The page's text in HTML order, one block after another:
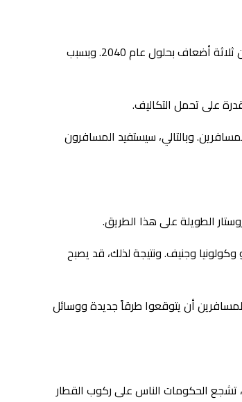
بشكل عام، يزداد الطلب على السكك الحديدية عبر الحدود بسرعة. في الواقع، يتوقع الخبراء أن تتضاعف أعداد الركاب على طريق نفق لندن-قناة لندن ثلاثة أضعاف بحلول عام 2040. وبسبب
على تحمل التكاليف.
وبالتالي، سيستفيد المسافرون
الطويلة على هذا الطريق.
وجنيف. ونتيجة لذلك، قد يصبح
أن يتوقعوا طرقاً جديدة ووسائل
تشجع الحكومات الناس على ركوب القطار